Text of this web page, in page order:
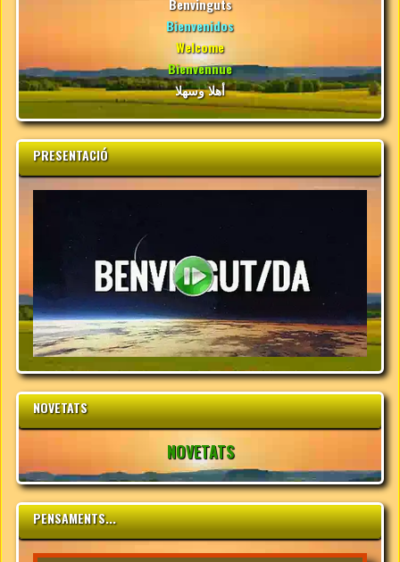
Benvinguts
Bienvenidos
Welcome
Bienvennue
أهلا وسهلا
PRESENTACIÓ
NOVETATS
NOVETATS
PENSAMENTS...